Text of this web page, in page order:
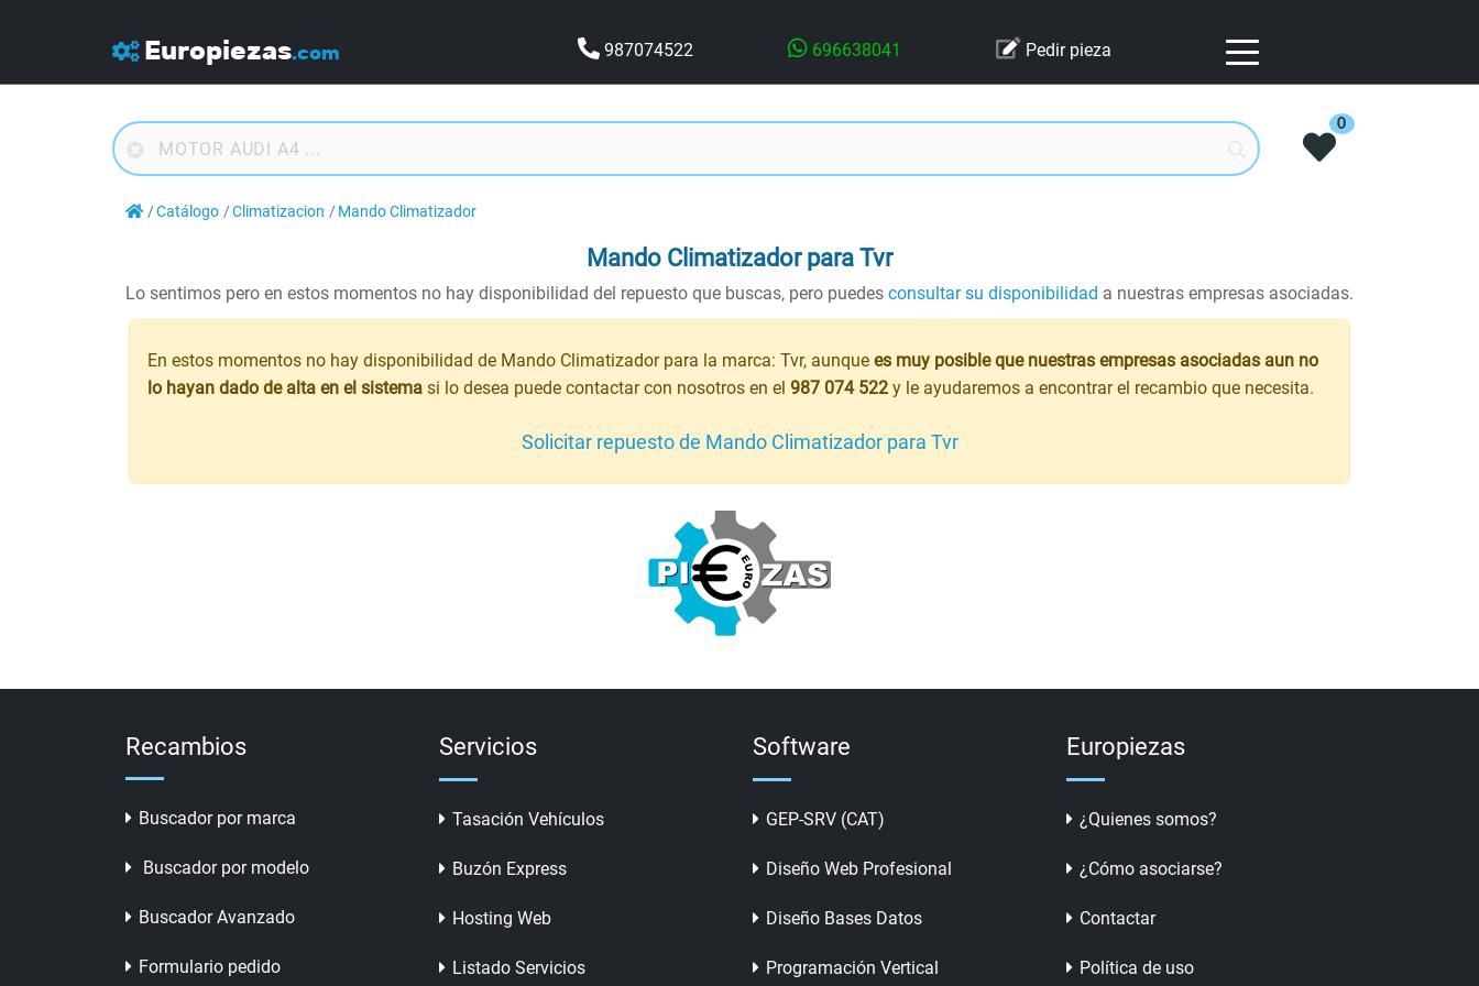
Europiezas.com 987074522 696638041 Pedir pieza
0
Catálogo Climatizacion Mando Climatizador
Mando Climatizadorpara Tvr
Lo sentimos pero en estos momentos no hay disponibilidad del repuesto que buscas, pero puedes consultar su disponibilidad a nuestras empresas asociadas.
En estos momentos no hay disponibilidad de Mando Climatizador para la marca: Tvr, aunque es muy posible que nuestras empresas asociadas aun no
lo hayan dado de alta en el sistema si lo desea puede contactar con nosotros en el 987 074 522 y le ayudaremos a encontrar el recambio que necesita.
Solicitar repuesto de Mando Climatizador para Tvr
Recambios
Buscador por marca
Buscador por modelo
Buscador Avanzado
Formulario pedido
Servicios
Tasación Vehículos
Buzón Express
Hosting Web
Listado Servicios
Software
GEP-SRV (CAT)
Diseño Web Profesional
Diseño Bases Datos
Programación Vertical
Europiezas
¿Quienes somos?
¿Cómo asociarse?
Contactar
Política de uso